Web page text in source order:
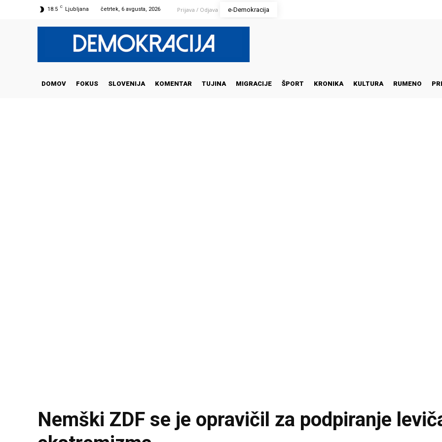
18.5 C Ljubljana četrtek, 6 avgusta, 2026 Prijava / Odjava e-Demokracija
DOMOV FOKUS SLOVENIJA KOMENTAR TUJINA MIGRACIJE ŠPORT KRONIKA KULTURA RUMENO
Nemški ZDF se je opravičil za podpiranje